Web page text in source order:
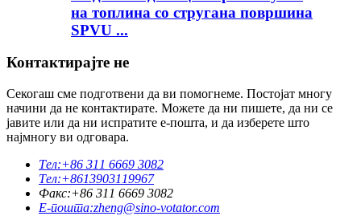
на топлина со стругана површина
SPVU ...
Контактирајте не
Секогаш сме подготвени да ви помогнеме. Постојат многу
начини да не контактирате. Можете да ни пишете, да ни се
јавите или да ни испратите е-пошта, и да изберете што
најмногу ви одговара.
Тел:+86 311 6669 3082
Тел:+8613903119967
Факс:+86 311 6669 3082
Е-пошта:zheng@sino-votator.com